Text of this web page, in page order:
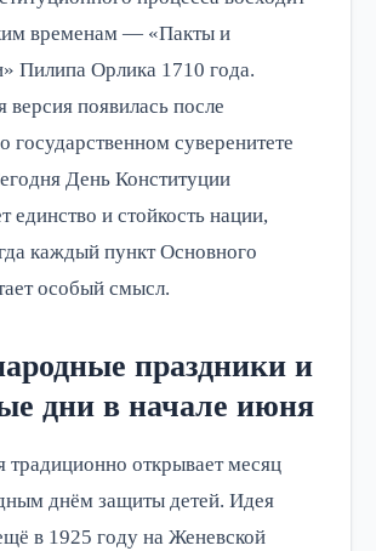
временам — «Пакты и
Пилипа Орлика 1710 года.
версия появилась после
государственном суверенитете
День Конституции
единство и стойкость нации,
каждый пункт Основного
особый смысл.
праздники и
дни в начале июня
открывает месяц
днём защиты детей. Идея
в 1925 году на Женевской